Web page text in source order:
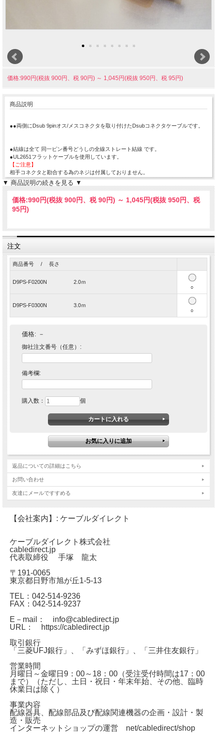
価格:990円(税抜 900円、税 90円) ～ 1,045円(税抜 950円、税 95円)
商品説明
●●両側にDsub 9pinオス/メスコネクタを取り付けたDsubコネクタケーブルです。
●結線は全て 同一ピン番号どうしの全線ストレート結線 です。
●UL2651フラットケーブルを使用しています。
【ご注意】
相手コネクタと勘合する為のネジは付属しておりません。
（♯4-40のサイズでねじ切りしてあります。）
●サイド取付ナットご用意あります。https://cabledirect.jp/SHOP/LNM440.html
https://cabledirect.jp/SHOP/LNM26.html
コネクタの結線向き、結線、レッドラインの結線等ご注意願います。
▼ 商品説明の続きを見る ▼
価格:990円(税抜 900円、税 90円) ～ 1,045円(税抜 950円、税
95円)
注文
商品番号 / 長さ
D9PS-F0200N 2.0ｍ
○
D9PS-F0300N 3.0ｍ
○
価格: －
御社注文番号（任意）:
備考欄:
購入数： 個
返品についての詳細はこちら
お問い合わせ
友達にメールですすめる
【会社案内】: ケーブルダイレクト
ケーブルダイレクト株式会社
cabledirect.jp
代表取締役 手塚 龍太
〒191-0065
東京都日野市旭が丘1-5-13
TEL：042-514-9236
FAX：042-514-9237
E－mail： info@cabledirect.jp
URL： https://cabledirect.jp
取引銀行
「三菱UFJ銀行」、「みずほ銀行」、「三井住友銀行」
営業時間
月曜日～金曜日 9：00～18：00（受注受付時間は17：00
まで）
（ただし、土日・祝日・年末年始、その他、臨時
休業日は除く）
事業内容
配線器具、配線部品及び配線関連機器の企画・設計・製
造・販売
インターネットショップの運営 net/cabledirect/shop